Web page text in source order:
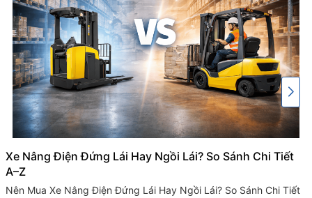
Xe Nâng Điện Đứng Lái Hay Ngồi Lái? So Sánh Chi Tiết
A–Z
Nên Mua Xe Nâng Điện Đứng Lái Hay Ngồi Lái? So Sánh Chi Tiết